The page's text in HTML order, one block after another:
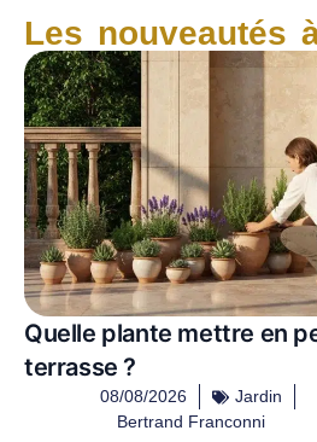
Les nouveautés
Quelle plante mettre en
terrasse ?
08/08/2026
Jardin
Bertrand Franconni